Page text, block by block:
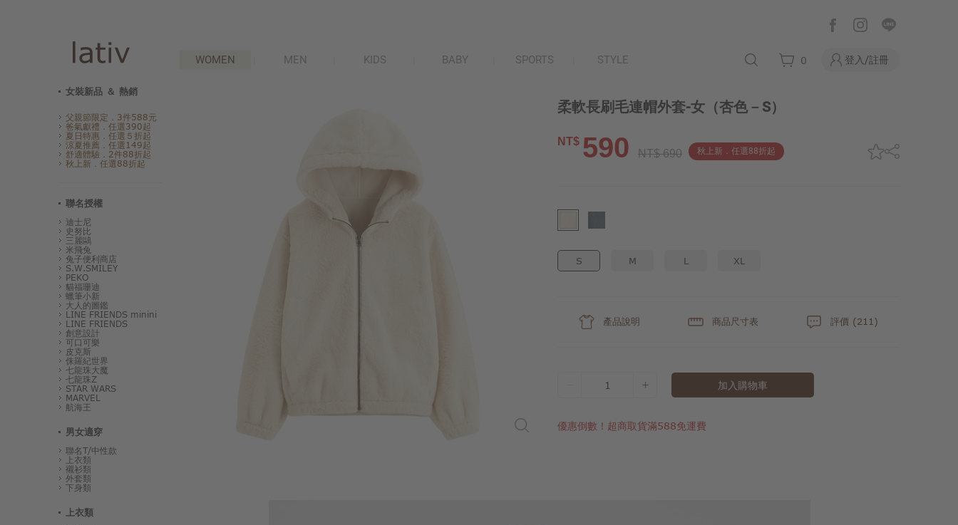
WOMEN MEN KIDS BABY SPORTS STYLE 0 登入/註冊
女裝新品 ＆ 熱銷
父親節限定．3件588元
爸氣獻禮．任選390起
夏日特惠．任選５折起
涼夏推薦．任選149起
舒適體驗．2件88折起
秋上新．任選88折起
聯名授權
迪士尼
史努比
三麗鷗
米飛兔
兔子便利商店
S.W.SMILEY
PEKO
貓福珊迪
蠟筆小新
大人的圖鑑
LINE FRIENDS minini
LINE FRIENDS
創意設計
可口可樂
皮克斯
侏羅紀世界
七龍珠大魔
七龍珠Z
STAR WARS
MARVEL
航海王
男女適穿
聯名T/中性款
上衣類
襯衫類
外套類
下身類
上衣類
柔軟長刷毛連帽外套-女 （杏色－S）
NT$ 590 NT$ 690 秋上新．任選88折起
S M L XL
產品說明 商品尺寸表 評價 (211)
1 加入購物車
優惠倒數！超商取貨滿588免運費